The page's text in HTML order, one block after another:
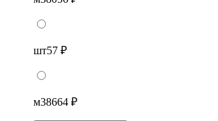
шт57 ₽
м38664 ₽